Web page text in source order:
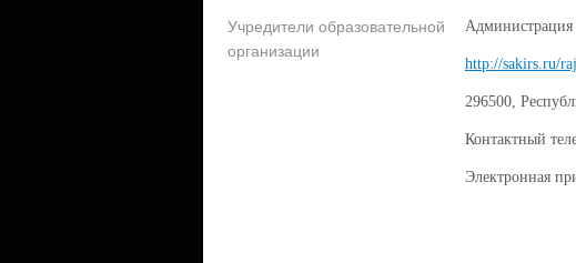
Учредители образовательной
организации
Администрация
http://sakirs.ru/
296500,
Контактный
Электронная